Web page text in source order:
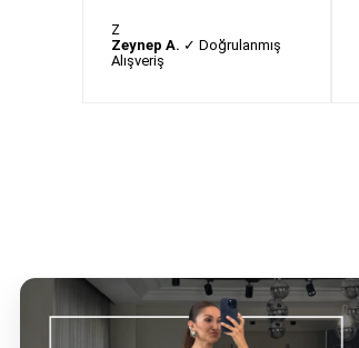
Z
Zeynep A. ✓ Doğrulanmış
Alışveriş